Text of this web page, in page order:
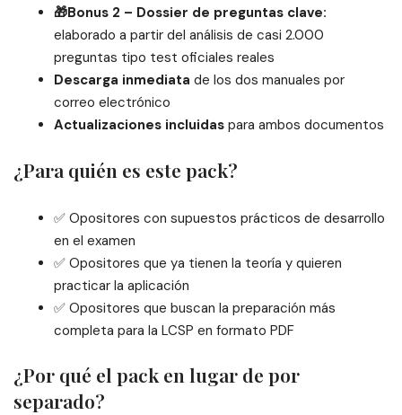
🎁Bonus 2 – Dossier de preguntas clave:
elaborado a partir del análisis de casi 2.000
preguntas tipo test oficiales reales
Descarga inmediata de los dos manuales por
correo electrónico
Actualizaciones incluidas para ambos documentos
¿Para quién es este pack?
✅ Opositores con supuestos prácticos de desarrollo
en el examen
✅ Opositores que ya tienen la teoría y quieren
practicar la aplicación
✅ Opositores que buscan la preparación más
completa para la LCSP en formato PDF
¿Por qué el pack en lugar de por
separado?